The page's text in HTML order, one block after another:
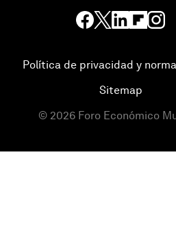
Política de privacidad y
Sitemap
© 2026 Foro Económico